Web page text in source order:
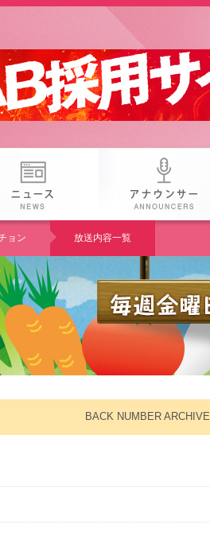
ョン 放送内容一覧
BACK NUMBER ARCHIVE